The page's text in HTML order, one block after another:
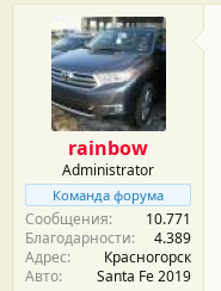
rainbow
Administrator
Команда форума
Сообщения
10.771
Благодарности
4.389
Адрес
Красногорск
Авто
Santa Fe 2019